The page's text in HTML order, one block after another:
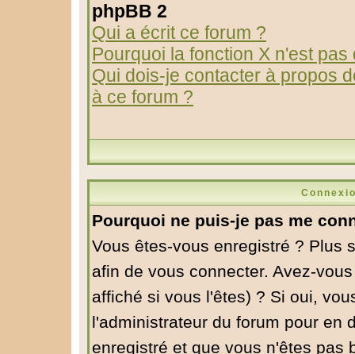
phpBB 2
Qui a écrit ce forum ?
Pourquoi la fonction X n'est pas
Qui dois-je contacter à propos
à ce forum ?
Pourquoi ne puis-je pas me
Vous êtes-vous enregistré ? Plus
afin de vous connecter. Avez-
affiché si vous l'êtes) ? Si oui,
l'administrateur du forum pour en
enregistré et que vous n'êtes pas